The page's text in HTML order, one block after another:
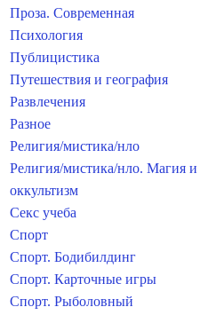
Проза. Современная
Психология
Публицистика
Путешествия и география
Развлечения
Разное
Религия/мистика/нло
Религия/мистика/нло. Магия и
оккультизм
Секс учеба
Спорт
Спорт. Бодибилдинг
Спорт. Карточные игры
Спорт. Рыболовный